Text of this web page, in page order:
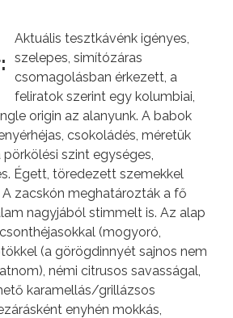
Aktuális tesztkávénk igényes,
szelepes, simítózáras
csomagolásban érkezett, a
feliratok szerint egy kolumbiai,
origin az alanyunk. A babok
csokoládés, méretük
szint egységes,
Égett, töredezett szemekkel
zacskón meghatározták a fő
nagyjából stimmelt is. Az alap
(mogyoró,
(a görögdinnyét sajnos nem
némi citrusos savasságal,
karamellás/grillázsos
enyhén mokkás,